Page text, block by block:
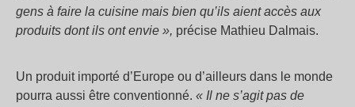
gens à faire la cuisine mais bien qu’ils aient accès aux
produits dont ils ont envie », précise Mathieu Dalmais.
Un produit importé d’Europe ou d’ailleurs dans le monde
pourra aussi être conventionné. « Il ne s’agit pas de